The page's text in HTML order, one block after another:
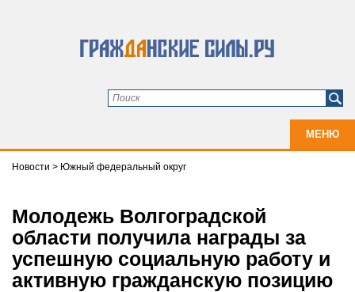
МЕНЮ
Новости > Южный федеральный округ
Молодежь Волгоградской
области получила награды за
успешную социальную работу и
активную гражданскую позицию